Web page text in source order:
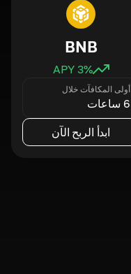
BNB
3% APY
أولى المكافآت خلال
6 ساعات
ابدأ الربح الآن